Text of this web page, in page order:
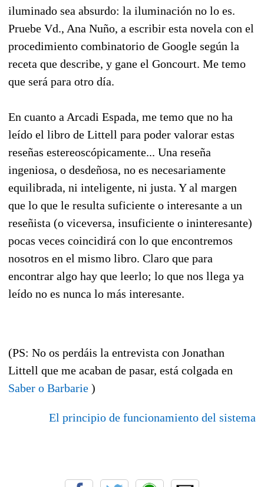
iluminado sea absurdo: la iluminación no lo es.
Pruebe Vd., Ana Nuño, a escribir esta novela con el
procedimiento combinatorio de Google según la
receta que describe, y gane el Goncourt. Me temo
que será para otro día.
En cuanto a Arcadi Espada, me temo que no ha
leído el libro de Littell para poder valorar estas
reseñas estereoscópicamente... Una reseña
ingeniosa, o desdeñosa, no es necesariamente
equilibrada, ni inteligente, ni justa. Y al margen
que lo que le resulta suficiente o interesante a un
reseñista (o viceversa, insuficiente o ininteresante)
pocas veces coincidirá con lo que encontremos
nosotros en el mismo libro. Claro que para
encontrar algo hay que leerlo; lo que nos llega ya
leído no es nunca lo más interesante.
(PS: No os perdáis la entrevista con Jonathan
Littell que me acaban de pasar, está colgada en
Saber o Barbarie )
El principio de funcionamiento del sistema